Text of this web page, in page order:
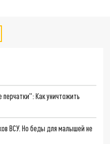
Как уничтожить
ВСУ. Но беды для малышей не